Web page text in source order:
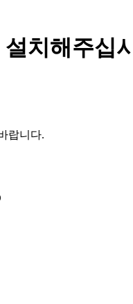
치해주십
랍니다.